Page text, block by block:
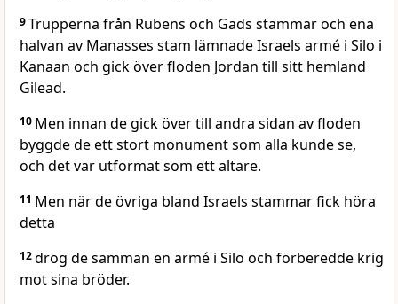
9Trupperna från Rubens och Gads stammar och ena
halvan av Manasses stam lämnade Israels armé i Silo i
Kanaan och gick över floden Jordan till sitt hemland
Gilead.
10 Men innan de gick över till andra sidan av floden
byggde de ett stort monument som alla kunde se,
och det var utformat som ett altare.
11 Men när de övriga bland Israels stammar fick höra
detta
12drog de samman en armé i Silo och förberedde krig
mot sina bröder.